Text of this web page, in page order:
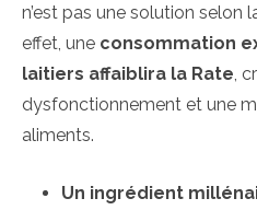
n’est pas une solution selon
effet, une consommation
laitiers affaiblira la Rate,
dysfonctionnement et une
aliments.
Un ingrédient